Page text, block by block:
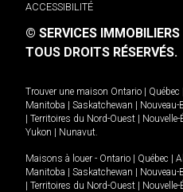
ACCESSIBILITÉ
© SERVICES IMMOBILIERS
TOUS DROITS RÉSERVÉS.
Trouver une maison Ontario Québec
Manitoba
Saskatchewan
Territoires du Nord-Ouest
Yukon
Nunavut.
Maisons à louer - Ontario Québec
Manitoba
Saskatchewan
Territoires du Nord-Ouest